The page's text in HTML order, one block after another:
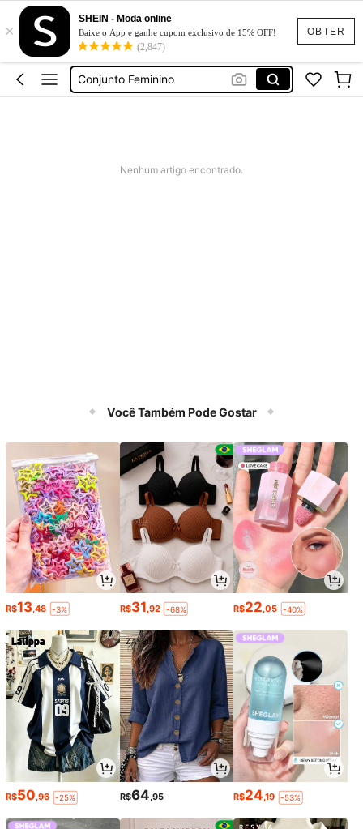
OBTER
×
SHEIN - Moda online
Baixe o App e ganhe cupom exclusivo de 15% OFF!
(2,847)
Calça Jeans Feminina
Vestido Feminino
Conjunto Feminino
Nenhum artigo encontrado.
Você Também Pode Gostar
R$13 ,48 -3% R$31 ,92 -68% R$22 ,05 -40%
R$50,96 -25% R$64,95 R$24,19 -53%